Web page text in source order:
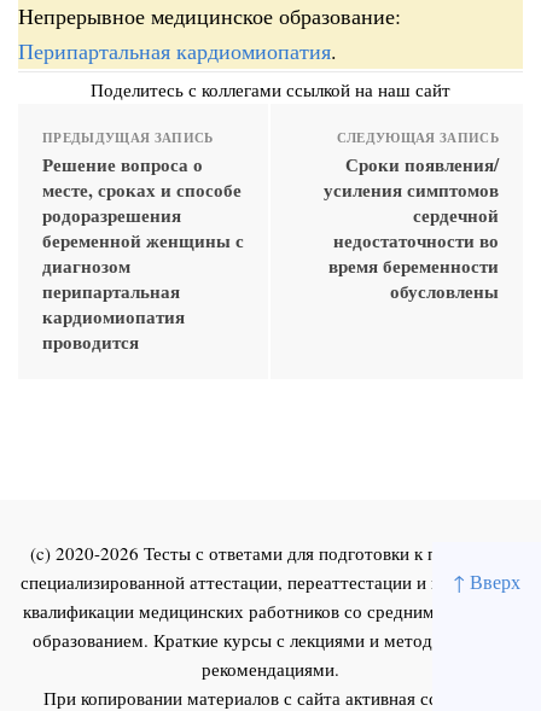
↑ Вверх
Непрерывное медицинское образование:
Перипартальная кардиомиопатия.
Поделитесь с коллегами ссылкой на наш сайт
ПРЕДЫДУЩАЯ ЗАПИСЬ
Решение вопроса о
месте, сроках и способе
родоразрешения
беременной женщины с
диагнозом
перипартальная
кардиомиопатия
проводится
СЛЕДУЮЩАЯ ЗАПИСЬ
Сроки появления/
усиления симптомов
сердечной
недостаточности во
время беременности
обусловлены
(c) 2020-2026 Тесты с ответами для подготовки к первичной
специализированной аттестации, переаттестации и повышения
квалификации медицинских работников со средним и высшим
образованием. Краткие курсы с лекциями и методическими
рекомендациями.
При копировании материалов с сайта активная ссылка на